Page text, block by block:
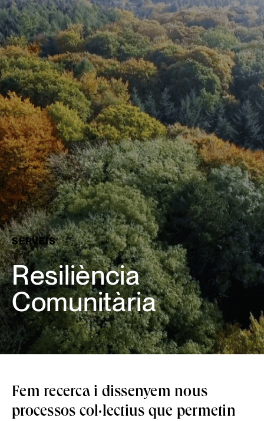
Resiliència Comunitària · Resilience Earth
SERVEIS
Resiliència
Comunitària
Fem recerca i dissenyem nous
processos col·lectius que permetin